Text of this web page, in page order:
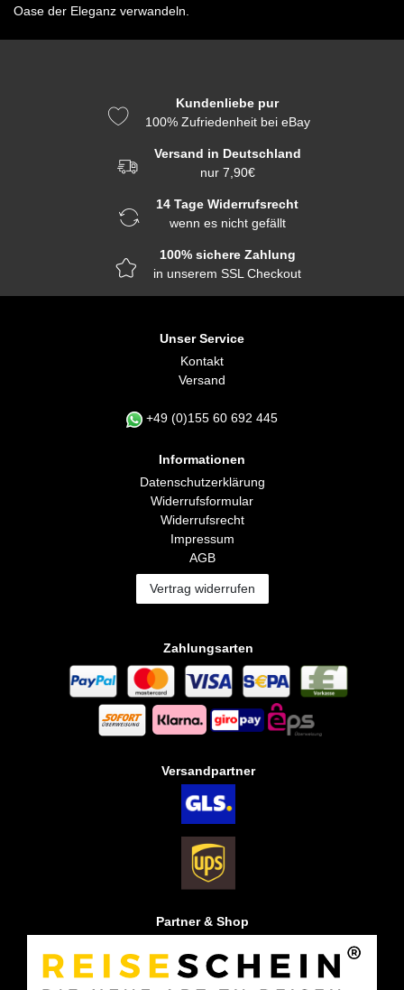
Oase der Eleganz verwandeln.
Kundenliebe pur
100% Zufriedenheit bei eBay
Versand in Deutschland
nur 7,90€
14 Tage Widerrufsrecht
wenn es nicht gefällt
100% sichere Zahlung
in unserem SSL Checkout
Unser Service
Kontakt
Versand
+49 (0)155 60 692 445
Informationen
Daten­schutz­erklärung
Widerrufs­formular
Widerrufs­recht
Impressum
AGB
Vertrag widerrufen
Zahlungsarten
Versandpartner
Partner & Shop